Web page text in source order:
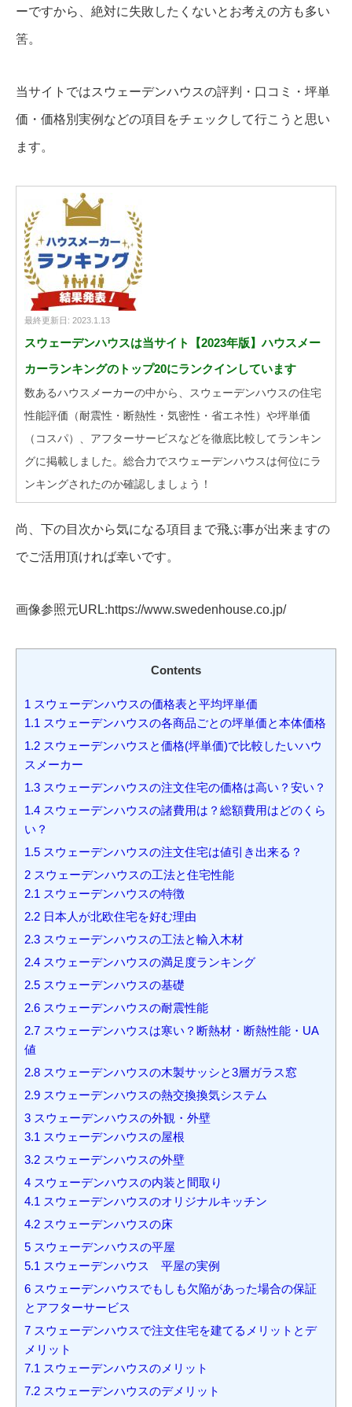
ーですから、絶対に失敗したくないとお考えの方も多い
筈。
当サイトではスウェーデンハウスの評判・口コミ・坪単
価・価格別実例などの項目をチェックして行こうと思い
ます。
最終更新日: 2023.1.13
スウェーデンハウスは当サイト【2023年版】ハウスメー
カーランキングのトップ20にランクインしています
数あるハウスメーカーの中から、スウェーデンハウスの住宅
性能評価（耐震性・断熱性・気密性・省エネ性）や坪単価
（コスパ）、アフターサービスなどを徹底比較してランキン
グに掲載しました。総合力でスウェーデンハウスは何位にラ
ンキングされたのか確認しましょう！
尚、下の目次から気になる項目まで飛ぶ事が出来ますの
でご活用頂ければ幸いです。
画像参照元URL:https://www.swedenhouse.co.jp/
Contents
1 スウェーデンハウスの価格表と平均坪単価
1.1 スウェーデンハウスの各商品ごとの坪単価と本体価格
1.2 スウェーデンハウスと価格(坪単価)で比較したいハウ
スメーカー
1.3 スウェーデンハウスの注文住宅の価格は高い？安い？
1.4 スウェーデンハウスの諸費用は？総額費用はどのくら
い？
1.5 スウェーデンハウスの注文住宅は値引き出来る？
2 スウェーデンハウスの工法と住宅性能
2.1 スウェーデンハウスの特徴
2.2 日本人が北欧住宅を好む理由
2.3 スウェーデンハウスの工法と輸入木材
2.4 スウェーデンハウスの満足度ランキング
2.5 スウェーデンハウスの基礎
2.6 スウェーデンハウスの耐震性能
2.7 スウェーデンハウスは寒い？断熱材・断熱性能・UA
値
2.8 スウェーデンハウスの木製サッシと3層ガラス窓
2.9 スウェーデンハウスの熱交換換気システム
3 スウェーデンハウスの外観・外壁
3.1 スウェーデンハウスの屋根
3.2 スウェーデンハウスの外壁
4 スウェーデンハウスの内装と間取り
4.1 スウェーデンハウスのオリジナルキッチン
4.2 スウェーデンハウスの床
5 スウェーデンハウスの平屋
5.1 スウェーデンハウス 平屋の実例
6 スウェーデンハウスでもしも欠陥があった場合の保証
とアフターサービス
7 スウェーデンハウスで注文住宅を建てるメリットとデ
メリット
7.1 スウェーデンハウスのメリット
7.2 スウェーデンハウスのデメリット